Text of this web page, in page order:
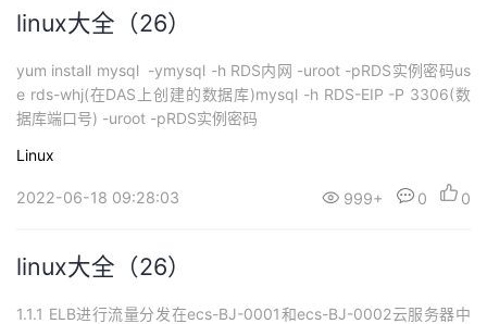
linux大全（26）
yum install mysql -ymysql -h RDS内网 -uroot -pRDS实例密码us
e rds-whj(在DAS上创建的数据库)mysql -h RDS-EIP -P 3306(数
据库端口号) -uroot -pRDS实例密码
Linux
2022-06-18 09:28:03 999+ 0 0
linux大全（26）
1.1.1 ELB进行流量分发在ecs-BJ-0001和ecs-BJ-0002云服务器中